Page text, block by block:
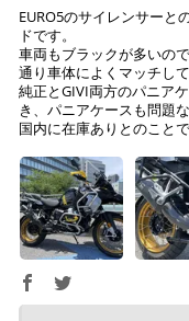
EURO5のサイレンサーと
ドです。
車両もブラックが多いの
通り車体によくマッチして
純正とGIVI両方のパニア
き、パニアケースも問題
国内に在庫ありとのこと